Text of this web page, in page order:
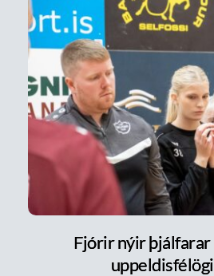
Fjórir nýir